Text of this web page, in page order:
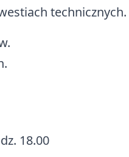
technicznych.
18.00